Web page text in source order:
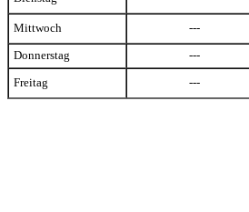
Mittwoch ---
Donnerstag ---
Freitag ---